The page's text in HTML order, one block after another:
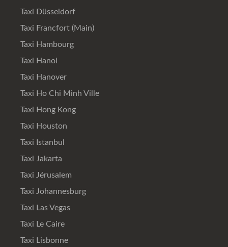
Taxi Düsseldorf
Taxi Francfort (Main)
Taxi Hambourg
Taxi Hanoi
Taxi Hanover
Taxi Ho Chi Minh Ville
Taxi Hong Kong
Taxi Houston
Taxi Istanbul
Taxi Jakarta
Taxi Jérusalem
Taxi Johannesburg
Taxi Las Vegas
Taxi Le Caire
Taxi Lisbonne